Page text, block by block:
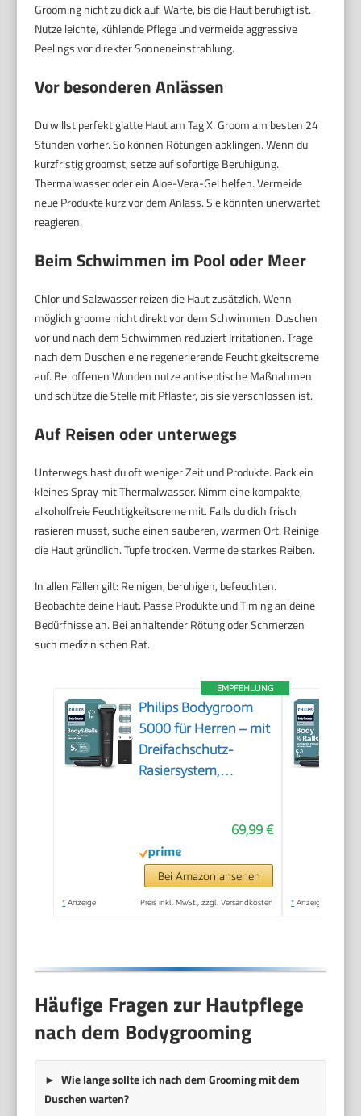
Grooming nicht zu dick auf. Warte, bis die Haut beruhigt ist.
Nutze leichte, kühlende Pflege und vermeide aggressive
Peelings vor direkter Sonneneinstrahlung.
Vor besonderen Anlässen
Du willst perfekt glatte Haut am Tag X. Groom am besten 24
Stunden vorher. So können Rötungen abklingen. Wenn du
kurzfristig groomst, setze auf sofortige Beruhigung.
Thermalwasser oder ein Aloe-Vera-Gel helfen. Vermeide
neue Produkte kurz vor dem Anlass. Sie könnten unerwartet
reagieren.
Beim Schwimmen im Pool oder Meer
Chlor und Salzwasser reizen die Haut zusätzlich. Wenn
möglich groome nicht direkt vor dem Schwimmen. Duschen
vor und nach dem Schwimmen reduziert Irritationen. Trage
nach dem Duschen eine regenerierende Feuchtigkeitscreme
auf. Bei offenen Wunden nutze antiseptische Maßnahmen
und schütze die Stelle mit Pflaster, bis sie verschlossen ist.
Auf Reisen oder unterwegs
Unterwegs hast du oft weniger Zeit und Produkte. Pack ein
kleines Spray mit Thermalwasser. Nimm eine kompakte,
alkoholfreie Feuchtigkeitscreme mit. Falls du dich frisch
rasieren musst, suche einen sauberen, warmen Ort. Reinige
die Haut gründlich. Tupfe trocken. Vermeide starkes Reiben.
In allen Fällen gilt: Reinigen, beruhigen, befeuchten.
Beobachte deine Haut. Passe Produkte und Timing an deine
Bedürfnisse an. Bei anhaltender Rötung oder Schmerzen
such medizinischen Rat.
EMPFEHLUNG
Philips Bodygroom
5000 für Herren – mit
Dreifachschutz-
Rasiersystem,
klappbarer
Rückenaufsatz, 100%
duschfest, 100 Min.
69,99 €
Bei Amazon ansehen
* Anzeige Preis inkl. MwSt., zzgl. Versandkosten * Anzeige
Häufige Fragen zur Hautpflege
nach dem Bodygrooming
Wie lange sollte ich nach dem Grooming mit dem
Duschen warten?